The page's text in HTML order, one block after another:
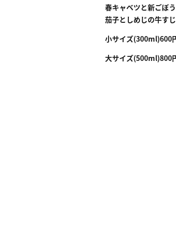
春キャベツと新ごぼ
茄子としめじの牛す
小サイズ(300ml)600
大サイズ(500ml)800